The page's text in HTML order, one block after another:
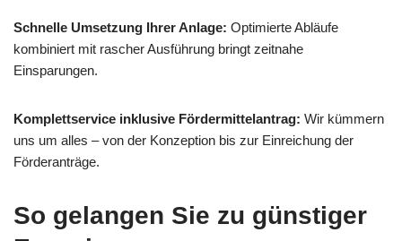
Schnelle Umsetzung Ihrer Anlage: Optimierte Abläufe
kombiniert mit rascher Ausführung bringt zeitnahe
Einsparungen.
Komplettservice inklusive Fördermittelantrag: Wir kümmern
uns um alles – von der Konzeption bis zur Einreichung der
Förderanträge.
So gelangen Sie zu günstiger